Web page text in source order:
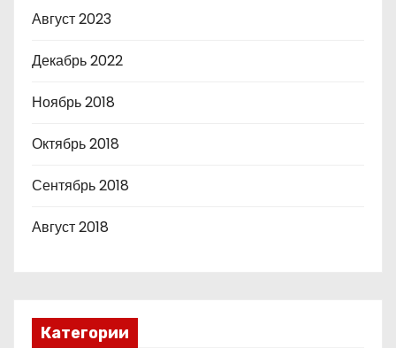
Август 2023
Декабрь 2022
Ноябрь 2018
Октябрь 2018
Сентябрь 2018
Август 2018
Категории